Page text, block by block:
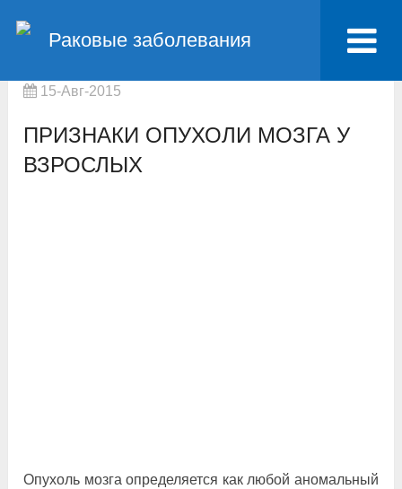
Раковые заболевания
Главная
Рак головного мозга
15-Авг-2015
ПРИЗНАКИ ОПУХОЛИ МОЗГА У
ВЗРОСЛЫХ
Опухоль мозга определяется как любой аномальный